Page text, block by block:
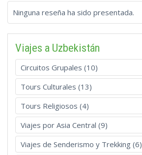
Ninguna reseña ha sido presentada.
Viajes a Uzbekistán
Circuitos Grupales (10)
Tours Culturales (13)
Tours Religiosos (4)
Viajes por Asia Central (9)
Viajes de Senderismo y Trekking (6)